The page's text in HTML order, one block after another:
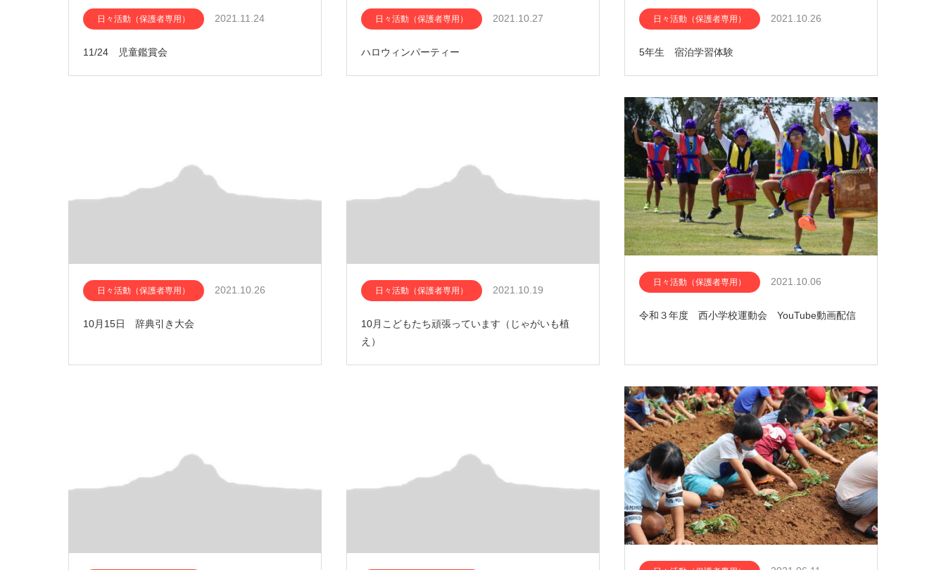
日々活動（保護者専用） 2021.11.24
11/24 児童鑑賞会
日々活動（保護者専用） 2021.10.27
ハロウィンパーティー
日々活動（保護者専用） 2021.10.26
5年生 宿泊学習体験
日々活動（保護者専用） 2021.10.26
10月15日 辞典引き大会
日々活動（保護者専用） 2021.10.19
10月こどもたち頑張っています（じゃがいも植
え）
日々活動（保護者専用） 2021.10.06
令和３年度 西小学校運動会 YouTube動画配信